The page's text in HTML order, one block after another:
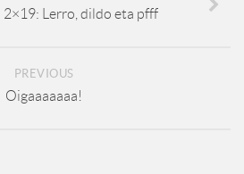
2×19: Lerro, dildo eta pfff
PREVIOUS
Oigaaaaaaa!